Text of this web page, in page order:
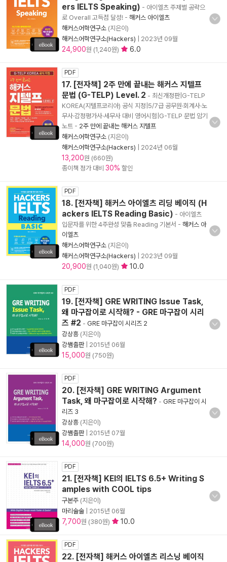
ers IELTS Speaking) - 아이엘츠 주제별 공략으
로 Overall 고득점 달성! - 해커스 아이엘츠
해커스어학연구소 (지은이)
해커스어학연구소(Hackers)
2023년 09월
24,900원 (1,240원) 6.0
PDF
17. [전자책] 2주 만에 끝내는 해커스 지텔프
문법 (G-TELP) Level. 2 - 최신개정판|G-TELP
KOREA(지텔프코리아) 공식 지정|5/7급 공무원·회계사·노
무사·감정평가사·세무사 대비 영어시험|G-TELP 문법 암기
노트 - 2주 만에 끝내는 해커스 지텔프
해커스어학연구소 (지은이)
해커스어학연구소(Hackers)
2024년 06월
13,200원 (660원)
종이책 정가 대비 30% 할인
PDF
18. [전자책] 해커스 아이엘츠 리딩 베이직 (H
ackers IELTS Reading Basic) - 아이엘츠
입문자를 위한 4주완성 맞춤 Reading 기본서 - 해커스 아
이엘츠
해커스어학연구소 (지은이)
해커스어학연구소(Hackers)
2023년 09월
20,900원 (1,040원) 10.0
PDF
19. [전자책] GRE WRITING Issue Task,
왜 마구잡이로 시작해? - GRE 마구잡이 시리
즈 #2 - GRE 마구잡이 시리즈 2
강상흥 (지은이)
강쌤출판| 2015년 06월
15,000원 (750원)
PDF
20. [전자책] GRE WRITING Argument
Task, 왜 마구잡이로 시작해? - GRE 마구잡이 시
리즈 3
강상흥 (지은이)
강쌤출판| 2015년 07월
14,000원 (700원)
PDF
21. [전자책] KEI의 IELTS 6.5+ Writing S
amples with COOL tips
구본주 (지은이)
마리술술
2015년 06월
7,700원 (380원) 10.0
PDF
22. [전자책] 해커스 아이엘츠 리스닝 베이직